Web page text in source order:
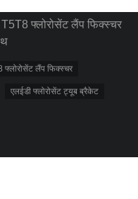
फ्लोरोसेंट लैंप फिक्स्चर
फ्लोरोसेंट लैंप फिक्स्चर
एलईडी फ्लोरोसेंट ट्यूब ब्रैकेट